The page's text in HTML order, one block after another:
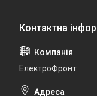
ЕлектроФронт